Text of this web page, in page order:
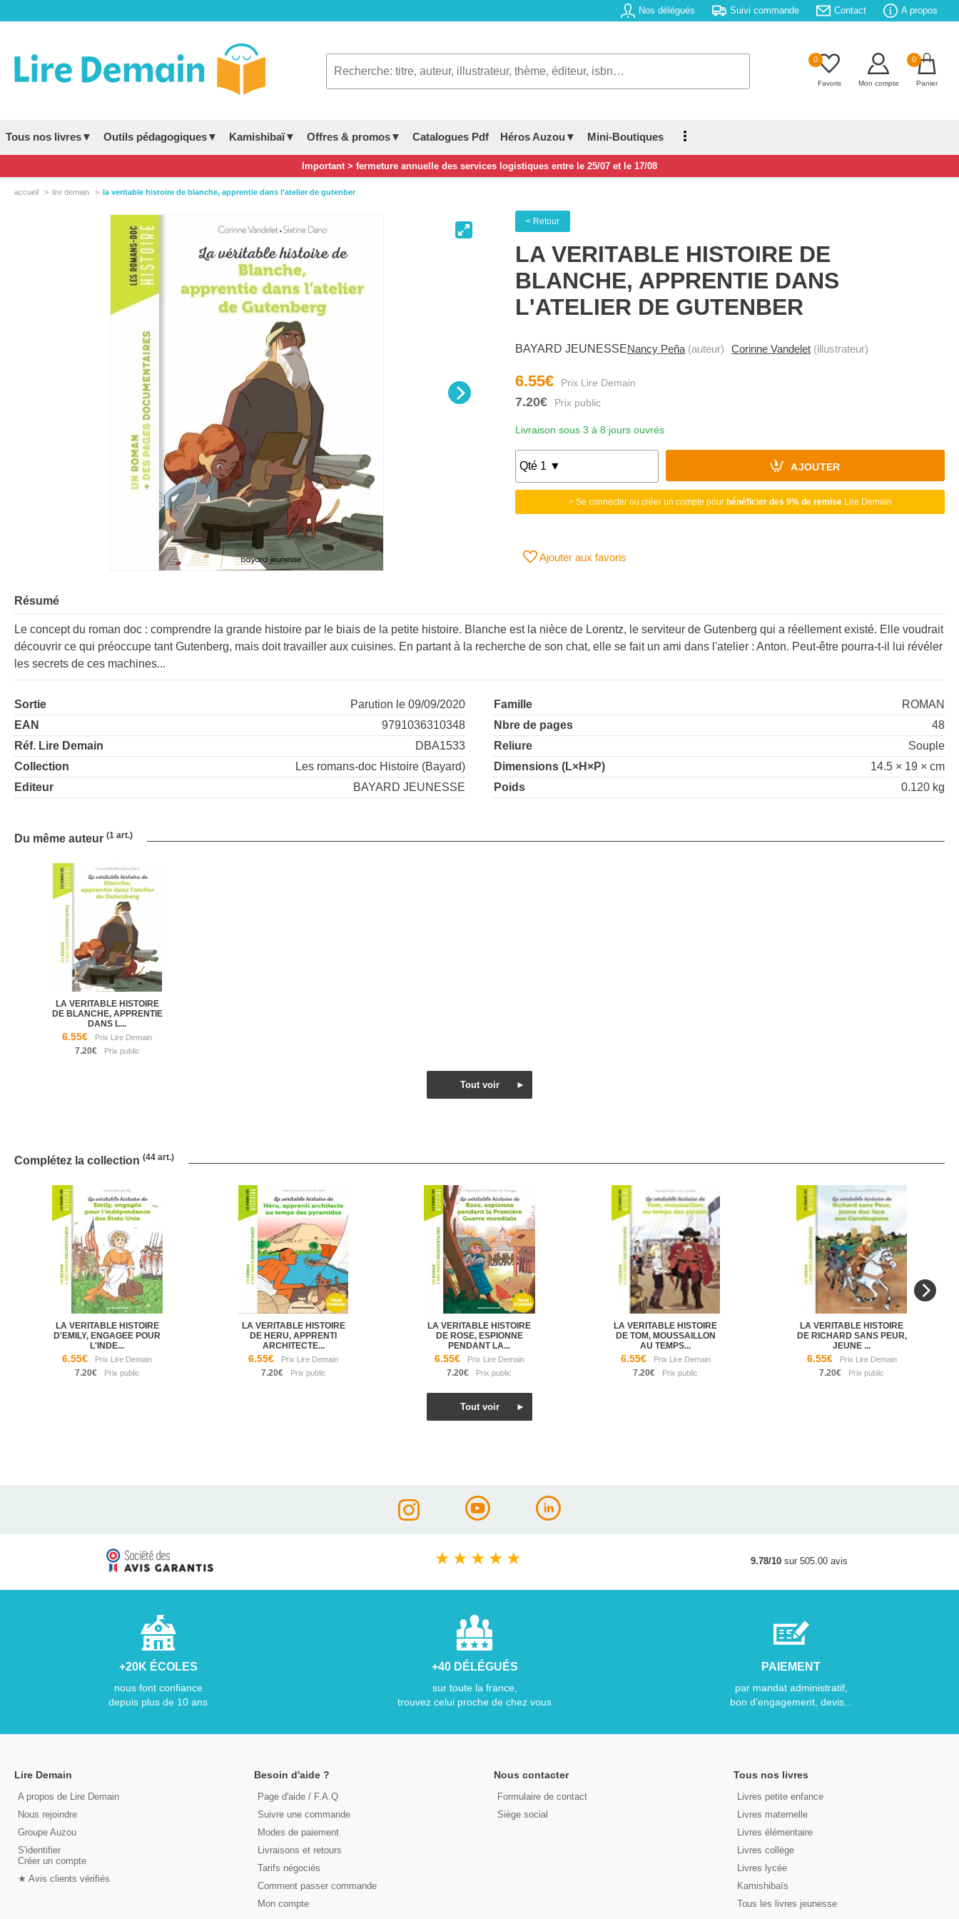
Nos délégués Suivi commande Contact A propos
0
Favoris Mon compte
0
Panier
Tous nos livres▼ Outils pédagogiques▼ Kamishibaï▼ Offres & promos▼ Catalogues Pdf Héros Auzou▼ Mini-Boutiques
Important > fermeture annuelle des services logistiques entre le 25/07 et le 17/08
accueil lire demain la veritable histoire de blanche, apprentie dans l'atelier de gutenber
< Retour
LA VERITABLE HISTOIRE DE
BLANCHE, APPRENTIE DANS
L'ATELIER DE GUTENBER
BAYARD JEUNESSENancy Peña (auteur) Corinne Vandelet (illustrateur)
6.55€
7.20€
Livraison sous 3 à 8 jours ouvrés
AJOUTER
> Se connecter ou créer un compte pour bénéficier des 9% de remiseLire Demain
Ajouter aux favoris
Résumé
Le concept du roman doc : comprendre la grande histoire par le biais de la petite histoire. Blanche est la nièce de Lorentz, le serviteur de Gutenberg qui a réellement existé. Elle voudrait
découvrir ce qui préoccupe tant Gutenberg, mais doit travailler aux cuisines. En partant à la recherche de son chat, elle se fait un ami dans l'atelier : Anton. Peut-être pourra-t-il lui révéler
les secrets de ces machines...
Sortie
Parution le 09/09/2020
EAN
9791036310348
Réf. Lire Demain
DBA1533
Collection
Les romans-doc Histoire (Bayard)
Editeur
BAYARD JEUNESSE
Famille
ROMAN
Nbre de pages
48
Reliure
Souple
Dimensions (L×H×P)
14.5 × 19 × cm
Poids
0.120 kg
Du même auteur (1 art.)
LA VERITABLE HISTOIRE
DE BLANCHE, APPRENTIE
DANS L...
6.55€
7.20€
Complétez la collection (44 art.)
LA VERITABLE HISTOIRE
D'EMILY, ENGAGEE POUR
L'INDE...
6.55€
7.20€
LA VERITABLE HISTOIRE
DE HERU, APPRENTI
ARCHITECTE...
6.55€
7.20€
LA VERITABLE HISTOIRE
DE ROSE, ESPIONNE
PENDANT LA...
6.55€
7.20€
LA VERITABLE HISTOIRE
DE TOM, MOUSSAILLON
AU TEMPS...
6.55€
7.20€
LA VERITABLE HISTOIRE
DE RICHARD SANS PEUR,
JEUNE ...
6.55€
7.20€
★ ★ ★ ★ ★ 9.78/10sur 505.00 avis
+20K ÉCOLES
nous font confiance
depuis plus de 10 ans
+40 DÉLÉGUÉS
sur toute la france,
trouvez celui proche de chez vous
PAIEMENT
par mandat administratif,
bon d'engagement, devis...
Lire Demain
A propos de Lire Demain
Nous rejoindre
Groupe Auzou
S'identifier
Créer un compte
★ Avis clients vérifiés
Besoin d'aide ?
Page d'aide / F.A.Q
Suivre une commande
Modes de paiement
Livraisons et retours
Tarifs négociés
Comment passer commande
Mon compte
Nous contacter
Formulaire de contact
Siège social
Tous nos livres
Livres petite enfance
Livres maternelle
Livres élémentaire
Livres collège
Livres lycée
Kamishibaïs
Tous les livres jeunesse